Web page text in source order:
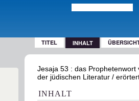
TITEL INHALT
Jesaja 53 : das
der jüdischen Literatur /
INHALT